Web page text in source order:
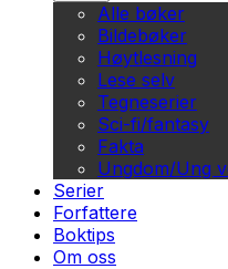
Alle bøker
Bildebøker
Høytlesning
Lese selv
Tegneserier
Sci-fi/fantasy
Fakta
Ungdom/Ung
Serier
Forfattere
Boktips
Om oss